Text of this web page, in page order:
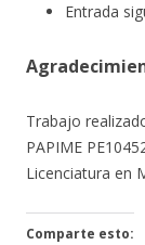
Entrada
Trabajo
PAPIME
Licenciatura en
Comparte esto: